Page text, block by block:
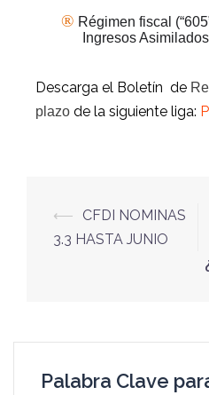
® Régimen fiscal
Ingresos
Descarga el Boletín de
plazo de la siguiente liga:
⟵
CFDI NOMINAS
3.3 HASTA JUNIO
Palabra Clave